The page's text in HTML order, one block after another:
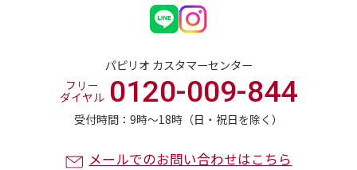
パピリオ カスタマーセンター
受付時間：9時〜18時（日・祝日を除く）
フリー
ダイヤル 0120-009-844
メールでのお問い合わせはこちら